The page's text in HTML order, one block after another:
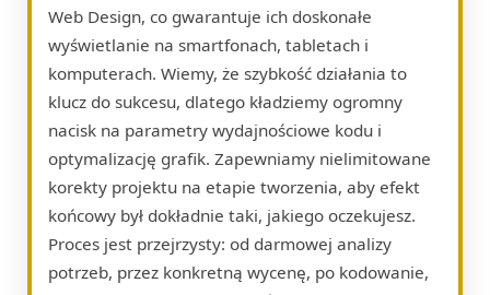
Web Design, co gwarantuje ich doskonałe
wyświetlanie na smartfonach, tabletach i
komputerach. Wiemy, że szybkość działania to
klucz do sukcesu, dlatego kładziemy ogromny
nacisk na parametry wydajnościowe kodu i
optymalizację grafik. Zapewniamy nielimitowane
korekty projektu na etapie tworzenia, aby efekt
końcowy był dokładnie taki, jakiego oczekujesz.
Proces jest przejrzysty: od darmowej analizy
potrzeb, przez konkretną wycenę, po kodowanie,